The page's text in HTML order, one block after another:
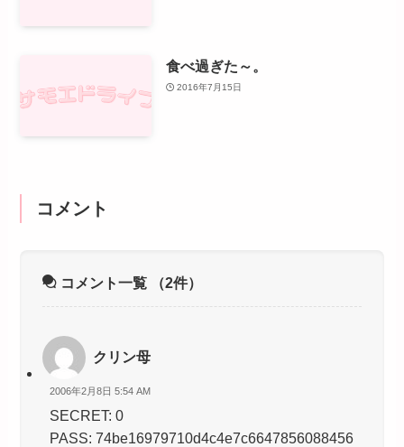
食べ過ぎた～。
2016年7月15日
コメント
コメント一覧 （2件）
クリン母
2006年2月8日 5:54 AM
SECRET: 0
PASS: 74be16979710d4c4e7c6647856088456